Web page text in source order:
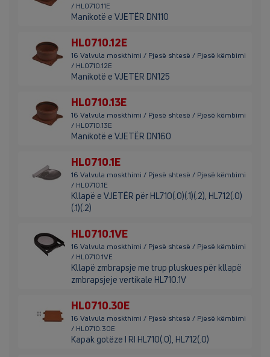
/ HL0710.11E
Manikotë e VJETËR DN110
HL0710.12E
16 Valvula moskthimi / Pjesë shtesë / Pjesë këmbimi
/ HL0710.12E
Manikotë e VJETËR DN125
HL0710.13E
16 Valvula moskthimi / Pjesë shtesë / Pjesë këmbimi
/ HL0710.13E
Manikotë e VJETËR DN160
HL0710.1E
16 Valvula moskthimi / Pjesë shtesë / Pjesë këmbimi
/ HL0710.1E
Kllapë e VJETËR për HL710(.0)(.1)(.2), HL712(.0)
(.1)(.2)
HL0710.1VE
16 Valvula moskthimi / Pjesë shtesë / Pjesë këmbimi
/ HL0710.1VE
Kllapë zmbrapsje me trup pluskues për kllapë
zmbrapsjeje vertikale HL710.1V
HL0710.30E
16 Valvula moskthimi / Pjesë shtesë / Pjesë këmbimi
/ HL0710.30E
Kapak gotëze I RI HL710(.0), HL712(.0)